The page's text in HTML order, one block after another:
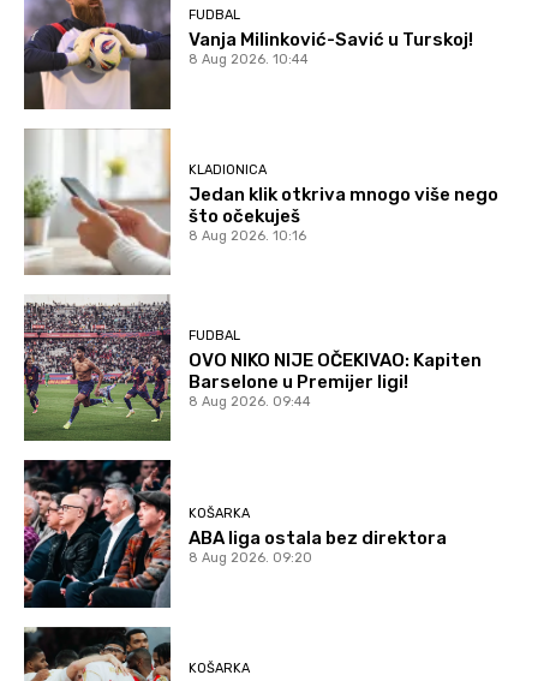
FUDBAL
Vanja Milinković-Savić u Turskoj!
8 Aug 2026. 10:44
KLADIONICA
Jedan klik otkriva mnogo više nego
što očekuješ
8 Aug 2026. 10:16
FUDBAL
OVO NIKO NIJE OČEKIVAO: Kapiten
Barselone u Premijer ligi!
8 Aug 2026. 09:44
KOŠARKA
ABA liga ostala bez direktora
8 Aug 2026. 09:20
KOŠARKA